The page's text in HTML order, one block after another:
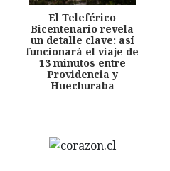
El Teleférico
Bicentenario revela
un detalle clave: así
funcionará el viaje de
13 minutos entre
Providencia y
Huechuraba